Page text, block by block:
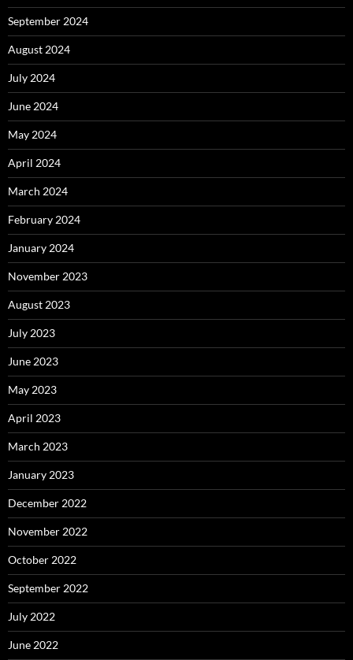
September 2024
August 2024
July 2024
June 2024
May 2024
April 2024
March 2024
February 2024
January 2024
November 2023
August 2023
July 2023
June 2023
May 2023
April 2023
March 2023
January 2023
December 2022
November 2022
October 2022
September 2022
July 2022
June 2022